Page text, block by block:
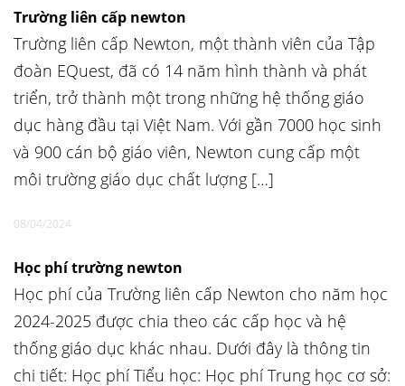
Trường liên cấp newton
Trường liên cấp Newton, một thành viên của Tập
đoàn EQuest, đã có 14 năm hình thành và phát
triển, trở thành một trong những hệ thống giáo
dục hàng đầu tại Việt Nam. Với gần 7000 học sinh
và 900 cán bộ giáo viên, Newton cung cấp một
môi trường giáo dục chất lượng […]
08/04/2024
Học phí trường newton
Học phí của Trường liên cấp Newton cho năm học
2024-2025 được chia theo các cấp học và hệ
thống giáo dục khác nhau. Dưới đây là thông tin
chi tiết: Học phí Tiểu học: Học phí Trung học cơ sở: